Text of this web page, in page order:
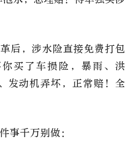
后，涉水险直接免费打包
买了车损险，暴雨、洪
发动机弄坏，正常赔！全
事千万别做：